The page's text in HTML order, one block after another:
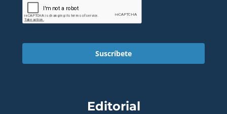
Suscríbete
Editorial